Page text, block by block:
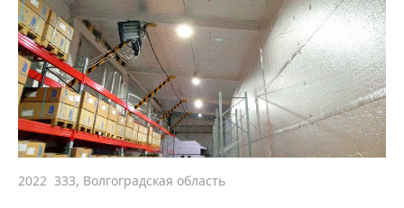
2022 333, Волгоградская область